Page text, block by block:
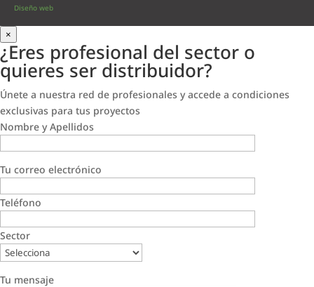
Diseño web
×
¿Eres profesional del sector o
quieres ser distribuidor?
Únete a nuestra red de profesionales y accede a condiciones
exclusivas para tus proyectos
Nombre y Apellidos
Tu correo electrónico
Teléfono
Sector
Tu mensaje